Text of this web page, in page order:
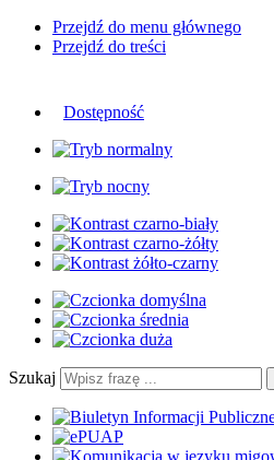
Przejdź do menu głównego
Przejdź do treści
Dostępność
Szukaj